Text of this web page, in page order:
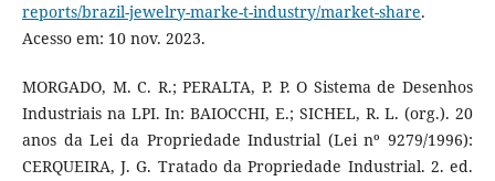
reports/brazil-jewelry-marke-t-industry/market-share.
Acesso em: 10 nov. 2023.
MORGADO, M. C. R.; PERALTA, P. P. O Sistema de Desenhos
Industriais na LPI. In: BAIOCCHI, E.; SICHEL, R. L. (org.). 20
anos da Lei da Propriedade Industrial (Lei nº 9279/1996):
CERQUEIRA, J. G. Tratado da Propriedade Industrial. 2. ed.